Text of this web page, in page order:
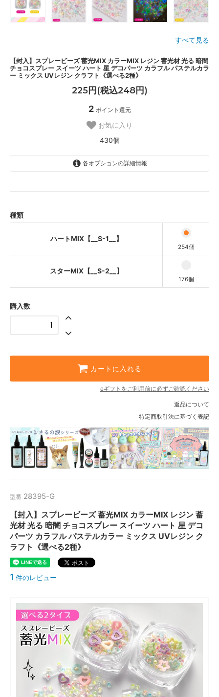
すべて見る
【封入】スプレービーズ 蓄光MIX カラーMIX レジン 蓄光材 光る 暗闇
チョコスプレー スイーツ ハート 星 デコパーツ カラフル パステルカラ
ー ミックス UVレジン クラフト《選べる2種》
225円(税込248円)
2 ポイント還元
お気に入り
430個
各オプションの詳細情報
種類
ハートMIX【__S-1__】
254個
スターMIX【__S-2__】
176個
購入数
カートに入れる
eギフトをご利用前に必ずご確認ください
返品について
特定商取引法に基づく表記
型番 28395-G
【封入】スプレービーズ 蓄光MIX カラーMIX レジン 蓄
光材 光る 暗闇 チョコスプレー スイーツ ハート 星 デコ
パーツ カラフル パステルカラー ミックス UVレジン ク
ラフト《選べる2種》
1 件のレビュー